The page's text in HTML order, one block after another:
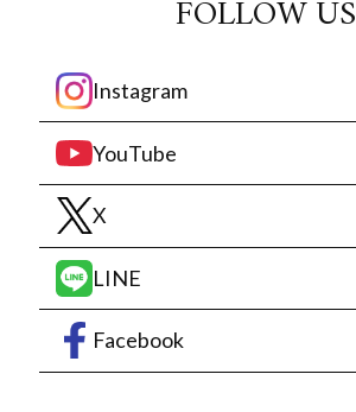
FOLLOW US
Instagram
YouTube
X
LINE
Facebook